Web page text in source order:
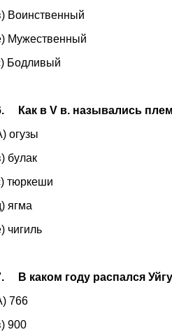
Воинственный
Мужественный
Бодливый
Как в V в. назывались
огузы
булак
тюркеши
ягма
чигиль
В каком году распался
766
900